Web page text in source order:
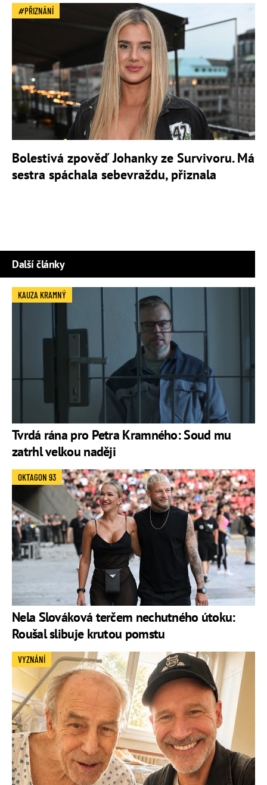
PŘIZNÁNÍ
Bolestivá zpověď Johanky ze Survivoru. Má
sestra spáchala sebevraždu, přiznala
Další články
Tvrdá rána pro Petra Kramného: Soud mu
zatrhl velkou naději
KAUZA KRAMNÝ
Nela Slováková terčem nechutného útoku:
Roušal slibuje krutou pomstu
OKTAGON 93
VYZNÁNÍ